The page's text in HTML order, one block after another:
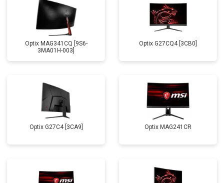
Optix MAG341CQ [9S6-
3MA01H-003]
Optix G27CQ4 [3CB0]
Optix G27C4 [3CA9] Optix MAG241CR